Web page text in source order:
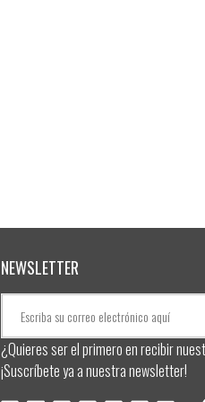
NEWSLETTER
¿Quieres ser el primero en recibir
¡Suscríbete ya a nuestra newsletter!